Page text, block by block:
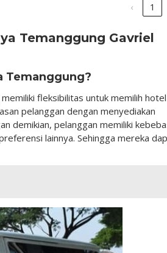
‹ 1
Temanggung Gavriel
Temanggung?
fleksibilitas untuk memilih hotel
pelanggan dengan menyediakan
demikian, pelanggan memiliki
lainnya. Sehingga mereka